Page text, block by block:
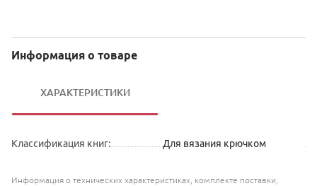
Информация о товаре
ХАРАКТЕРИСТИКИ
Классификация книг: Для вязания крючком
Информация о технических характеристиках, комплекте поставки,